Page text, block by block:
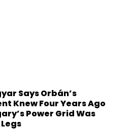
Says Orbán’s
Knew Four Years Ago
Power Grid Was